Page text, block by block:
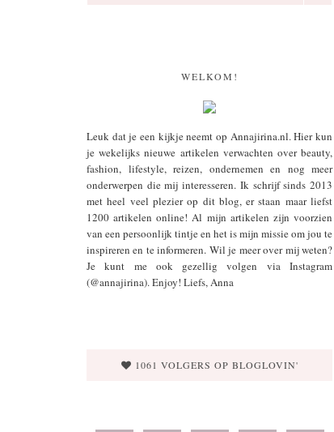
WELKOM!
Leuk dat je een kijkje neemt op Annajirina.nl. Hier kun
je wekelijks nieuwe artikelen verwachten over beauty,
fashion, lifestyle, reizen, ondernemen en nog meer
onderwerpen die mij interesseren. Ik schrijf sinds 2013
met heel veel plezier op dit blog, er staan maar liefst
1200 artikelen online! Al mijn artikelen zijn voorzien
van een persoonlijk tintje en het is mijn missie om jou te
inspireren en te informeren. Wil je meer over mij weten?
Je kunt me ook gezellig volgen via Instagram
(@annajirina). Enjoy! Liefs, Anna
1061 VOLGERS OP BLOGLOVIN'